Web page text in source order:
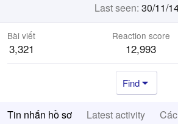
Last seen 30/11/
Bài viết
3,321
Reaction score
12,993
Find
Tin nhắn hồ sơ Latest activity